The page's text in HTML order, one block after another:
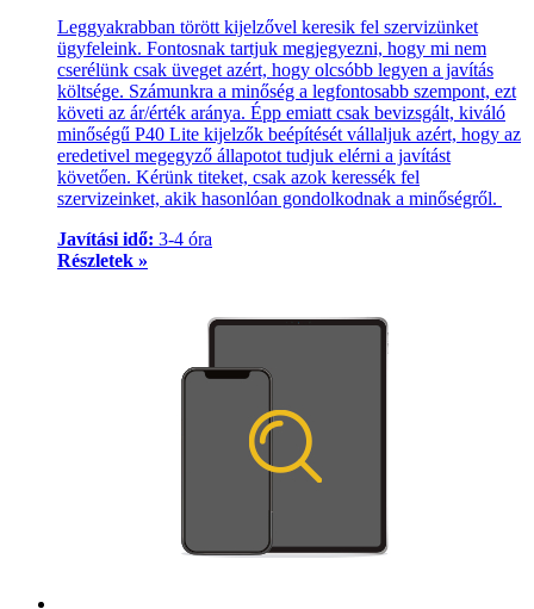
Leggyakrabban törött kijelzővel keresik fel szervizünket
ügyfeleink. Fontosnak tartjuk megjegyezni, hogy mi nem
cserélünk csak üveget azért, hogy olcsóbb legyen a javítás
költsége. Számunkra a minőség a legfontosabb szempont, ezt
követi az ár/érték aránya. Épp emiatt csak bevizsgált, kiváló
minőségű P40 Lite kijelzők beépítését vállaljuk azért, hogy az
eredetivel megegyző állapotot tudjuk elérni a javítást
követően. Kérünk titeket, csak azok keressék fel
szervizeinket, akik hasonlóan gondolkodnak a minőségről.
Javítási idő: 3-4 óra
Részletek »